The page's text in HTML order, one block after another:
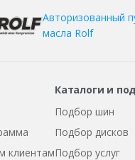
Авторизованный
масла Rolf
клиентам
Каталоги и
Подбор шин
Подбор дисков
Подбор услуг